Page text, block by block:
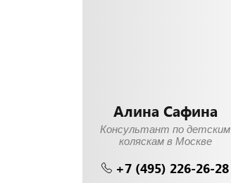
Алина Сафина
Консультант по детским
коляскам в Москве
+7 (495) 226-26-28